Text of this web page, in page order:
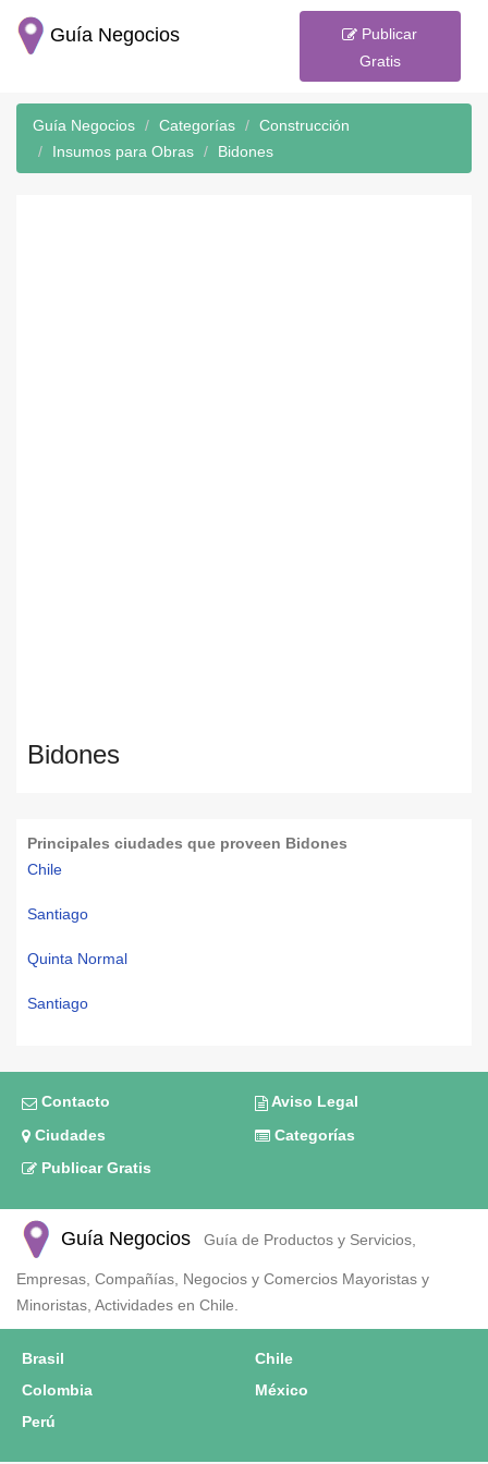
Guía Negocios
Publicar
Gratis
Guía Negocios Categorías
Construcción
Insumos para Obras
Bidones
Bidones
Principales ciudades que proveen Bidones
Chile
Santiago
Quinta Normal
Santiago
Contacto
Aviso Legal
Ciudades
Categorías
Publicar Gratis
Guía Negocios Guía de Productos y Servicios,
Empresas, Compañías, Negocios y Comercios Mayoristas y
Minoristas, Actividades en Chile.
Brasil
Chile
Colombia
México
Perú